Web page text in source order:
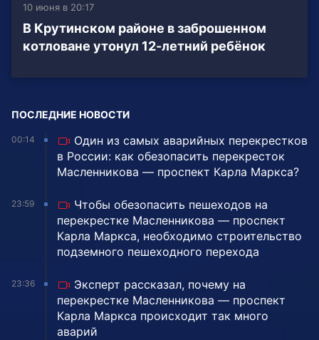
10 июня в 20:17
В Крутинском районе в заброшенном
котловане утонул 12-летний ребёнок
ПОСЛЕДНИЕ НОВОСТИ
00:14
Один из самых аварийных перекрестков
в России: как обезопасить перекресток
Масленникова — проспект Карла Маркса?
23:59
Чтобы обезопасить пешеходов на
перекрестке Масленникова — проспект
Карла Маркса, необходимо строительство
подземного пешеходного перехода
23:36
Эксперт рассказал, почему на
перекрестке Масленникова — проспект
Карла Маркса происходит так много
аварий